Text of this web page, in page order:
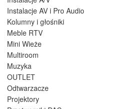
Instalacje AV i Pro Audio
Kolumny i głośniki
Meble RTV
Mini Wieże
Multiroom
Muzyka
OUTLET
Odtwarzacze
Projektory